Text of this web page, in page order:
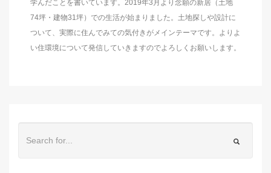
学んだことを書いています。2019年3月より念願の新居（土地
74坪・建物31坪）での生活が始まりました。土地探しや設計に
ついて、実際に住んでみての気付きがメインテーマです。よりよ
い住環境について発信していきますのでよろしくお願いします。